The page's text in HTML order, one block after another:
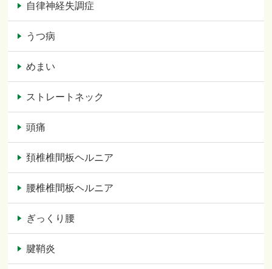
自律神経失調症
うつ病
めまい
ストレートネック
頭痛
頚椎椎間板ヘルニア
腰椎椎間板ヘルニア
ぎっくり腰
腱鞘炎